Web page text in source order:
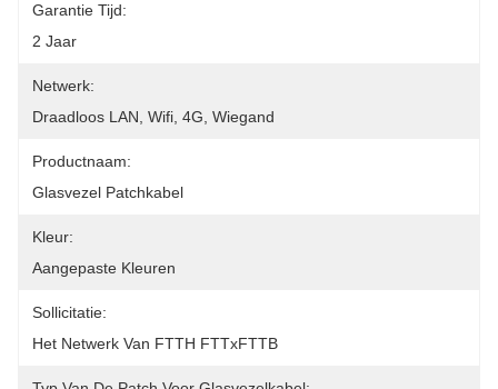
Garantie Tijd:
2 Jaar
Netwerk:
Draadloos LAN, Wifi, 4G, Wiegand
Productnaam:
Glasvezel Patchkabel
Kleur:
Aangepaste Kleuren
Sollicitatie:
Het Netwerk Van FTTH FTTxFTTB